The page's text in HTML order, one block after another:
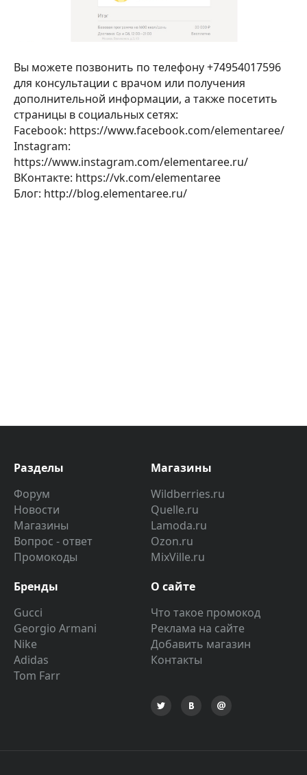
Вы можете позвонить по телефону +74954017596
для консультации с врачом или получения
дополнительной информации, а также посетить
страницы в социальных сетях:
Facebook: https://www.facebook.com/elementaree/
Instagram:
https://www.instagram.com/elementaree.ru/
ВКонтакте: https://vk.com/elementaree
Блог: http://blog.elementaree.ru/
Разделы
Форум
Новости
Магазины
Вопрос - ответ
Промокоды
Магазины
Wildberries.ru
Quelle.ru
Lamoda.ru
Ozon.ru
MixVille.ru
Бренды
Gucci
Georgio Armani
Nike
Adidas
Tom Farr
О сайте
Что такое промокод
Реклама на сайте
Добавить магазин
Контакты